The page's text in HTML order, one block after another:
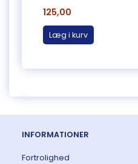
125,00
Læg i kurv
INFORMATIONER
Fortrolighed